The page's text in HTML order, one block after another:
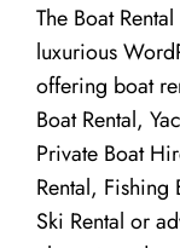
The Boat
luxurious
offering boat
Boat Rental,
Private Boat
Rental, Fishing
Ski Rental or